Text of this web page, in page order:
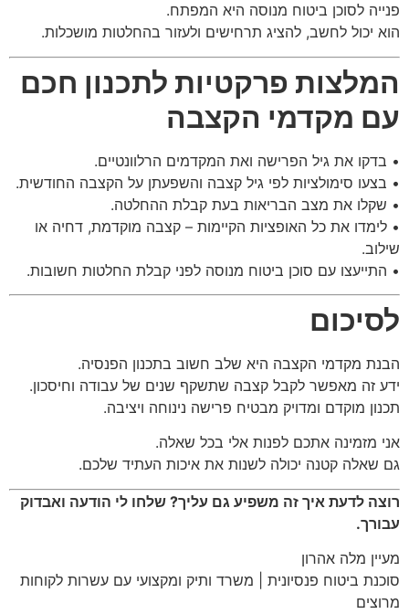
פנייה לסוכן ביטוח מנוסה היא המפתח.
הוא יכול לחשב, להציג תרחישים ולעזור בהחלטות מושכלות.
המלצות פרקטיות לתכנון חכם
עם מקדמי הקצבה
• בדקו את גיל הפרישה ואת המקדמים הרלוונטיים.
• בצעו סימולציות לפי גיל קצבה והשפעתן על הקצבה החודשית.
• שקלו את מצב הבריאות בעת קבלת ההחלטה.
• לימדו את כל האופציות הקיימות – קצבה מוקדמת, דחיה או
שילוב.
• התייעצו עם סוכן ביטוח מנוסה לפני קבלת החלטות חשובות.
לסיכום
הבנת מקדמי הקצבה היא שלב חשוב בתכנון הפנסיה.
ידע זה מאפשר לקבל קצבה שתשקף שנים של עבודה וחיסכון.
תכנון מוקדם ומדויק מבטיח פרישה נינוחה ויציבה.
אני מזמינה אתכם לפנות אלי בכל שאלה.
גם שאלה קטנה יכולה לשנות את איכות העתיד שלכם.
רוצה לדעת איך זה משפיע גם עליך? שלחו לי הודעה ואבדוק
עבורך.
מעיין מלה אהרון
סוכנת ביטוח פנסיונית | משרד ותיק ומקצועי עם עשרות לקוחות
מרוצים